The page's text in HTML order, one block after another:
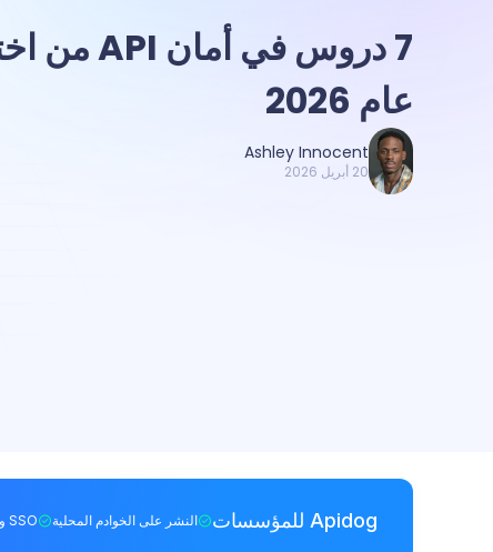
عام 2026
Ashley Innocent
20 أبريل 2026
Apidog للمؤسسات النشر على الخوادم المحلية SSO و RBAC